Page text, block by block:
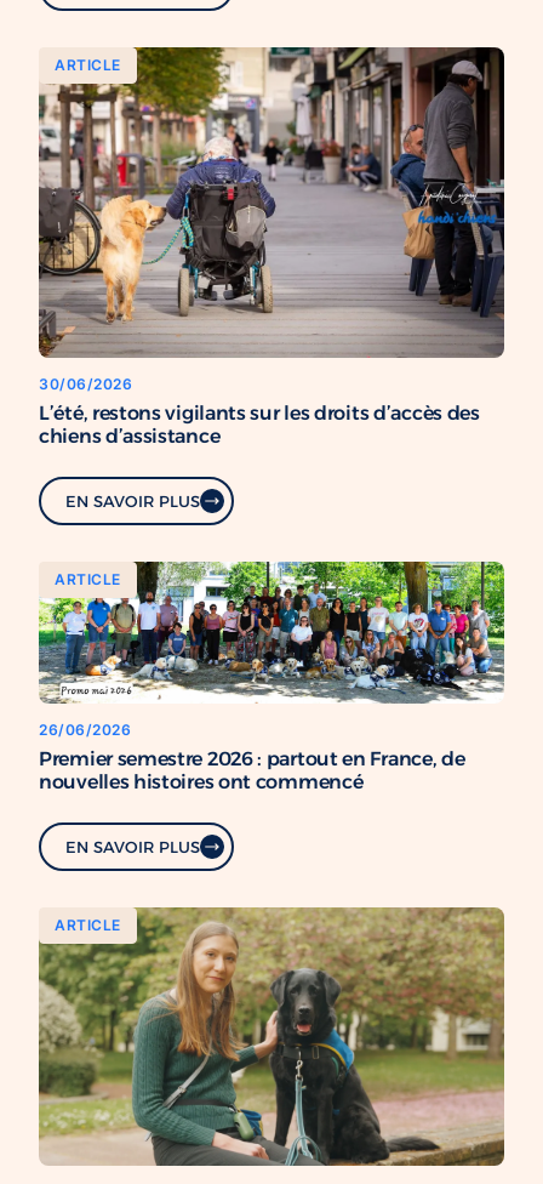
ARTICLE
30/06/2026
L’été, restons vigilants sur les droits d’accès des
chiens d’assistance
EN SAVOIR PLUS
ARTICLE
26/06/2026
Premier semestre 2026 : partout en France, de
nouvelles histoires ont commencé
EN SAVOIR PLUS
ARTICLE